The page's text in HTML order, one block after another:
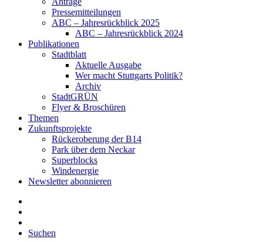
Pressemitteilungen
ABC – Jahresrückblick 2025
ABC – Jahresrückblick 2024
Publikationen
Stadtblatt
Aktuelle Ausgabe
Wer macht Stuttgarts Politik?
Archiv
StadtGRÜN
Flyer & Broschüren
Themen
Zukunftsprojekte
Rückeroberung der B14
Park über dem Neckar
Superblocks
Windenergie
Newsletter abonnieren
Suchen